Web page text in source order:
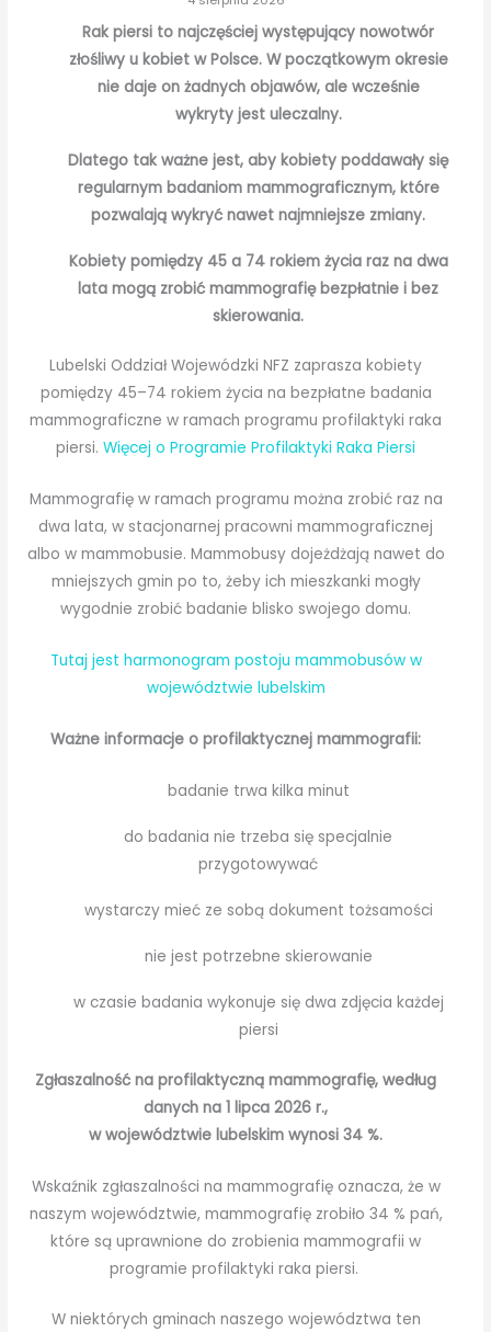
Rak piersi to najczęściej występujący nowotwór
złośliwy u kobiet w Polsce. W początkowym okresie
nie daje on żadnych objawów, ale wcześnie
wykryty jest uleczalny.
Dlatego tak ważne jest, aby kobiety poddawały się
regularnym badaniom mammograficznym, które
pozwalają wykryć nawet najmniejsze zmiany.
Kobiety pomiędzy 45 a 74 rokiem życia raz na dwa
lata mogą zrobić mammografię bezpłatnie i bez
skierowania.
Lubelski Oddział Wojewódzki NFZ zaprasza kobiety
pomiędzy 45–74 rokiem życia na bezpłatne badania
mammograficzne w ramach programu profilaktyki raka
piersi.Więcej o Programie Profilaktyki Raka Piersi
Mammografię w ramach programu można zrobić raz na
dwa lata, w stacjonarnej pracowni mammograficznej
albo w mammobusie. Mammobusy dojeżdżają nawet do
mniejszych gmin po to, żeby ich mieszkanki mogły
wygodnie zrobić badanie blisko swojego domu.
Tutaj jest harmonogram postoju mammobusów w
województwie lubelskim
Ważne informacje o profilaktycznej mammografii:
badanie trwa kilka minut
do badania nie trzeba się specjalnie
przygotowywać
wystarczy mieć ze sobą dokument tożsamości
nie jest potrzebne skierowanie
w czasie badania wykonuje się dwa zdjęcia każdej
piersi
Zgłaszalność na profilaktyczną mammografię, według
danych na 1 lipca 2026 r.,
w województwie lubelskim wynosi 34 %.
Wskaźnik zgłaszalności na mammografię oznacza, że w
naszym województwie, mammografię zrobiło 34 % pań,
które są uprawnione do zrobienia mammografii w
programie profilaktyki raka piersi.
W niektórych gminach naszego województwa ten